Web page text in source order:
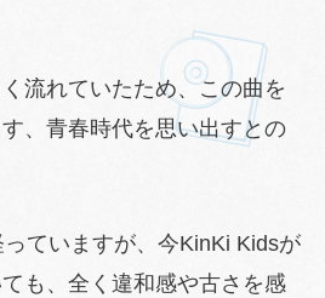
流れていたため、この曲を
、青春時代を思い出すとの
ていますが、今KinKi Kidsが
も、全く違和感や古さを感